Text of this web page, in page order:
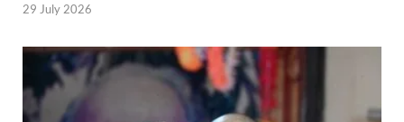
Big Blueprint for Bastar: बस्तर के लिए बड़ा ब्लूप्रिंट:
Bhartendu Natya Akadami: मुख्यमंत्री ने देखी ‘आनंद
29 July 2026